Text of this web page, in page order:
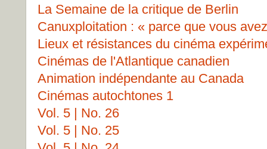
La Semaine de la critique de Berlin
Canuxploitation : « parce que vous
Lieux et résistances du cinéma
Cinémas de l'Atlantique canadien
Animation indépendante au Canada
Cinémas autochtones 1
Vol. 5 | No. 26
Vol. 5 | No. 25